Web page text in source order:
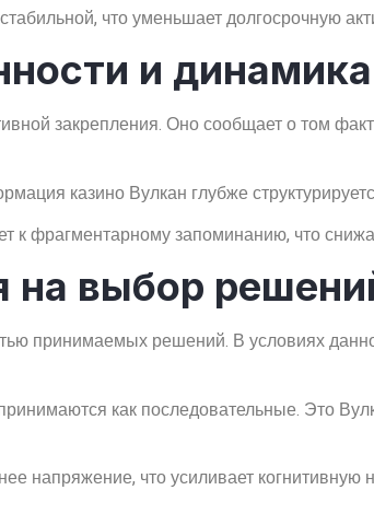
что уменьшает долгосрочную
и
закрепления. Оно сообщает о том
казино Вулкан глубже
к фрагментарному запоминанию, что
на выбор
принимаемых решений. В условиях
как последовательные. Это
напряжение, что усиливает